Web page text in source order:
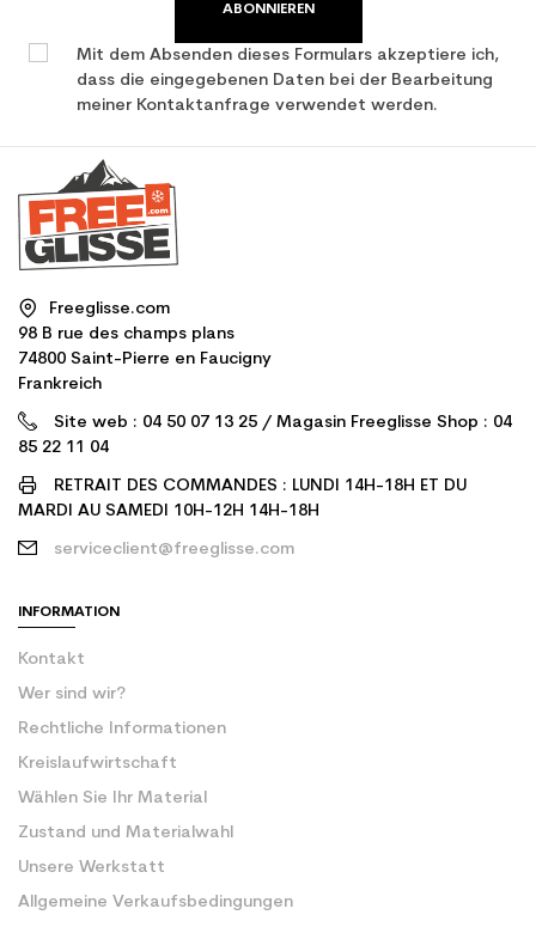
ABONNIEREN
Mit dem Absenden dieses Formulars akzeptiere ich,
dass die eingegebenen Daten bei der Bearbeitung
meiner Kontaktanfrage verwendet werden.
Freeglisse.com
98 B rue des champs plans
74800 Saint-Pierre en Faucigny
Frankreich
Site web : 04 50 07 13 25 / Magasin Freeglisse Shop : 04
85 22 11 04
RETRAIT DES COMMANDES : LUNDI 14H-18H ET DU
MARDI AU SAMEDI 10H-12H 14H-18H
serviceclient@freeglisse.com
INFORMATION
Kontakt
Wer sind wir?
Rechtliche Informationen
Kreislaufwirtschaft
Wählen Sie Ihr Material
Zustand und Materialwahl
Unsere Werkstatt
Allgemeine Verkaufsbedingungen